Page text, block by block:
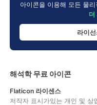
아이콘을 이용해 모든 물
더
라이
해석학 무료 아이콘
Flaticon 라이센스
저작자 표시가있는 개인 및 상